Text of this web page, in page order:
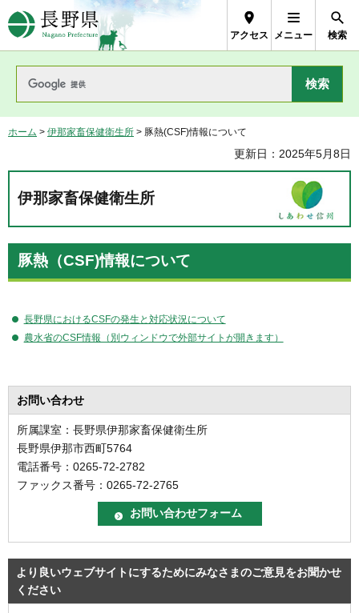
長野県Nagano Prefecture
アクセス メニュー 検索
ホーム > 伊那家畜保健衛生所 > 豚熱(CSF)情報について
更新日：2025年5月8日
伊那家畜保健衛生所
豚熱（CSF)情報について
長野県におけるCSFの発生と対応状況について
農水省のCSF情報（別ウィンドウで外部サイトが開きます）
お問い合わせ
所属課室：長野県伊那家畜保健衛生所
長野県伊那市西町5764
電話番号：0265-72-2782
ファックス番号：0265-72-2765
より良いウェブサイトにするためにみなさまのご意見をお聞かせ
ください